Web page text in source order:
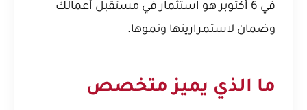
في 6 أكتوبر هو استثمار في مستقبل أعمالك
وضمان لاستمراريتها ونموها.
ما الذي يميز متخصص